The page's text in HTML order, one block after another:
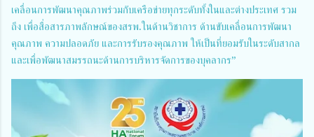
เคลื่อนการพัฒนาคุณภาพร่วมกับเครือข่ายทุกระดับทั้งในและต่างประเทศ รวม
ถึง เพื่อสื่อสารภาพลักษณ์ของสรพ.ในด้านวิชาการ ด้านขับเคลื่อนการพัฒนา
คุณภาพ ความปลอดภัย และการรับรองคุณภาพ ให้เป็นที่ยอมรับในระดับสากล
และเพื่อพัฒนาสมรรถนะด้านการบริหารจัดการของบุคลากร”